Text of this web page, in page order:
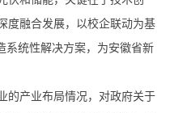
度融合发展，以校企联动为基
系统性解决方案，为安徽省新
的产业布局情况，对政府关于